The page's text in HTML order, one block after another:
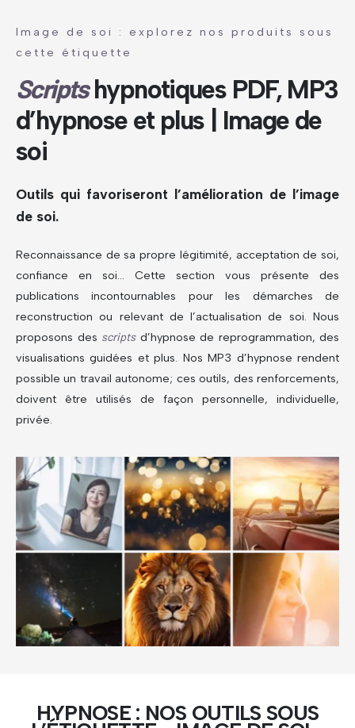
Image de soi : explorez nos produits sous
cette étiquette
Scriptshypnotiques PDF, MP3
d’hypnose et plus | Image de
soi
Outils qui favoriseront l’amélioration de l’image
de soi.
Reconnaissance de sa propre légitimité, acceptation de soi,
confiance en soi… Cette section vous présente des
publications incontournables pour les démarches de
reconstruction ou relevant de l’actualisation de soi. Nous
proposons des scriptsd’hypnose de reprogrammation, des
visualisations guidées et plus. Nos MP3 d’hypnose rendent
possible un travail autonome; ces outils, des renforcements,
doivent être utilisés de façon personnelle, individuelle,
privée.
HYPNOSE : NOS OUTILS SOUS